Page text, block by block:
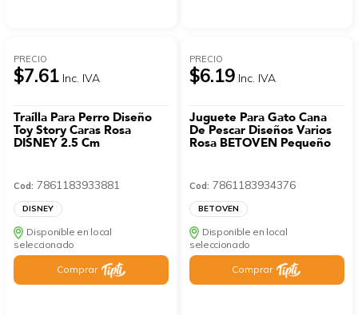
PRECIO
$7.61 Inc. IVA
Traílla Para Perro Diseño
Toy Story Caras Rosa
DISNEY 2.5 Cm
Cod: 7861183933881
DISNEY
Disponible en local
seleccionado
Comprar
PRECIO
$6.19 Inc. IVA
Juguete Para Gato Cana
De Pescar Diseños Varios
Rosa BETOVEN Pequeño
Cod: 7861183934376
BETOVEN
Disponible en local
seleccionado
Comprar